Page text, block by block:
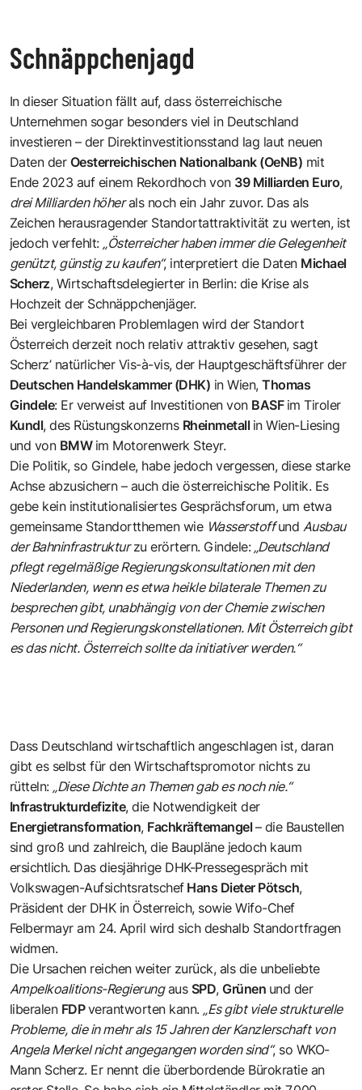
Schnäppchenjagd
In dieser Situation fällt auf, dass österreichische
Unternehmen sogar besonders viel in Deutschland
investieren – der Direktinvestitionsstand lag laut neuen
Daten der Oesterreichischen Nationalbank (OeNB) mit
Ende 2023 auf einem Rekordhoch von 39 Milliarden Euro,
drei Milliarden höherals noch ein Jahr zuvor. Das als
Zeichen herausragender Standortattraktivität zu werten, ist
jedoch verfehlt: „Österreicher haben immer die Gelegenheit
genützt, günstig zu kaufen“, interpretiert die Daten Michael
Scherz, Wirtschaftsdelegierter in Berlin: die Krise als
Hochzeit der Schnäppchenjäger.
Bei vergleichbaren Problemlagen wird der Standort
Österreich derzeit noch relativ attraktiv gesehen, sagt
Scherz’ natürlicher Vis-à-vis, der Hauptgeschäftsführer der
Deutschen Handelskammer (DHK) in Wien,Thomas
Gindele: Er verweist auf Investitionen von BASF im Tiroler
Kundl, des Rüstungskonzerns Rheinmetall in Wien-Liesing
und von BMW im Motorenwerk Steyr.
Die Politik, so Gindele, habe jedoch vergessen, diese starke
Achse abzusichern – auch die österreichische Politik. Es
gebe kein institutionalisiertes Gesprächsforum, um etwa
gemeinsame Standortthemen wie Wasserstoffund Ausbau
der Bahninfrastrukturzu erörtern. Gindele:„Deutschland
pflegt regelmäßige Regierungskonsultationen mit den
Niederlanden, wenn es etwa heikle bilaterale Themen zu
besprechen gibt, unabhängig von der Chemie zwischen
Personen und Regierungskonstellationen. Mit Österreich gibt
es das nicht. Österreich sollte da initiativer werden.“
Dass Deutschland wirtschaftlich angeschlagen ist, daran
gibt es selbst für den Wirtschaftspromotor nichts zu
rütteln: „Diese Dichte an Themen gab es noch nie.“
Infrastrukturdefizite, die Notwendigkeit der
Energietransformation, Fachkräftemangel– die Baustellen
sind groß und zahlreich, die Baupläne jedoch kaum
ersichtlich. Das diesjährige DHK-Pressegespräch mit
Volkswagen-Aufsichtsratschef Hans Dieter Pötsch,
Präsident der DHK in Österreich, sowie Wifo-Chef
Felbermayr am 24. April wird sich deshalb Standortfragen
widmen.
Die Ursachen reichen weiter zurück, als die unbeliebte
Ampelkoalitions-Regierungaus SPD,Grünen und der
liberalen FDPverantworten kann. „Es gibt viele strukturelle
Probleme, die in mehr als 15 Jahren der Kanzlerschaft von
Angela Merkel nicht angegangen worden sind“, so WKO-
Mann Scherz. Er nennt die überbordende Bürokratie an